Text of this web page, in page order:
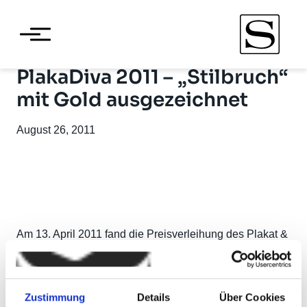
Zustimmung Details Über Cookies
PlakaDiva 2011 – „Stilbruch“
mit Gold ausgezeichnet
August 26, 2011
Am 13. April 2011 fand die Preisverleihung des Plakat &
Media Grand PrixPlakaDiva
in Düsseldorf statt. In der
Kategorie „Beste Verkehrsmittelwerbung“ hat sich das
einer von sieben von insgesamt 47 Finalisten aller